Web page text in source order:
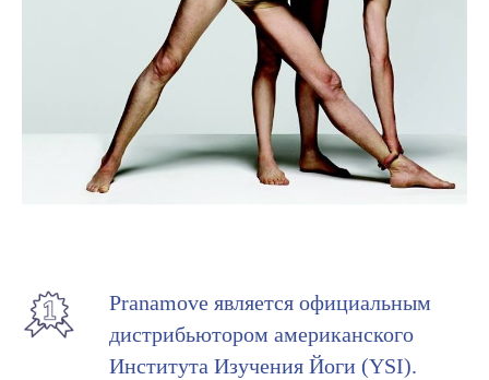
Pranamove является официальным
дистрибьютором американского
Института Изучения Йоги (YSI).